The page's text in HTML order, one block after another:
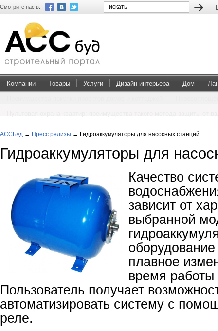
Смотрите нас в:
Компании Товары Услуги Дизайн интерьера Дом
АССБуд → Пресс релизы → Гидроаккумуляторы для насосных станций
Гидроаккумуляторы для
Качество
зависит от
выбранной
плавное
время работы
Пользователь получает
автоматизировать систему с
реле.